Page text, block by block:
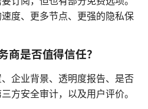
度、更多节点、更强的隐私保
商是否值得信任？
企业背景、透明度报告、是否
方安全审计，以及用户评价。